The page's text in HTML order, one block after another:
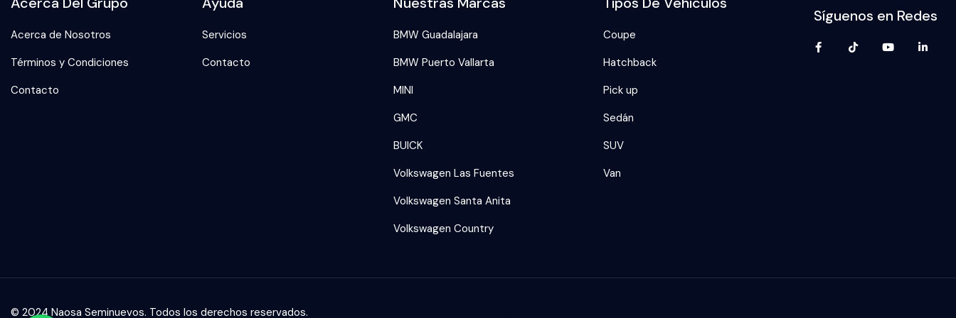
Acerca de Nosotros
Términos y Condiciones
Contacto
Servicios
Contacto
BMW Guadalajara
BMW Puerto Vallarta
MINI
GMC
BUICK
Volkswagen Las Fuentes
Volkswagen Santa Anita
Volkswagen Country
Coupe
Hatchback
Pick up
Sedán
SUV
Van
Síguenos en Redes
© 2024 Naosa Seminuevos. Todos los derechos reservados.